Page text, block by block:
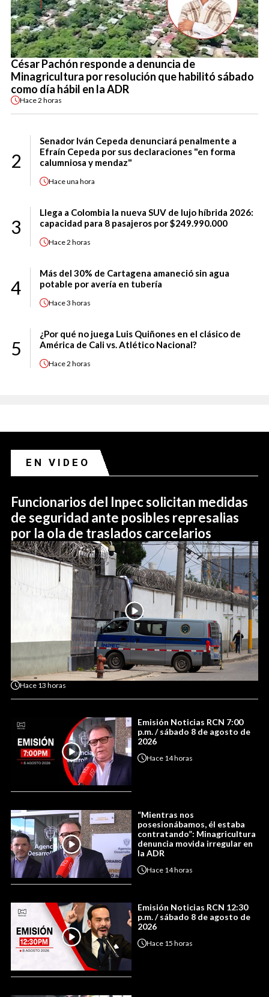
César Pachón responde a denuncia de
Minagricultura por resolución que habilitó sábado
como día hábil en la ADR
Hace2 horas
2
Senador Iván Cepeda denunciará penalmente a
Efraín Cepeda por sus declaraciones "en forma
calumniosa y mendaz"
Haceuna hora
3
Llega a Colombia la nueva SUV de lujo híbrida 2026:
capacidad para 8 pasajeros por $249.990.000
Hace2 horas
4
Más del 30% de Cartagena amaneció sin agua
potable por avería en tubería
Hace3 horas
5
¿Por qué no juega Luis Quiñones en el clásico de
América de Cali vs. Atlético Nacional?
Hace2 horas
EN VIDEO
Funcionarios del Inpec solicitan medidas
de seguridad ante posibles represalias
por la ola de traslados carcelarios
Hace 13 horas
Emisión Noticias RCN 7:00
p.m. / sábado 8 de agosto de
2026
Hace 14 horas
“Mientras nos
posesionábamos, él estaba
contratando”: Minagricultura
denuncia movida irregular en
la ADR
Hace 14 horas
Emisión Noticias RCN 12:30
p.m. / sábado 8 de agosto de
2026
Hace 15 horas